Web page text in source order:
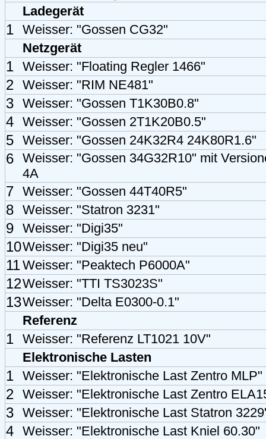
Ladegerät
1 Weisser: "Gossen CG32"
Netzgerät
1 Weisser: "Floating Regler 1466"
2 Weisser: "RIM NE481"
3 Weisser: "Gossen T1K30B0.8"
4 Weisser: "Gossen 2T1K20B0.5"
5 Weisser: "Gossen 24K32R4 24K80R1.6"
6 Weisser: "Gossen 34G32R10" mit
4A
7 Weisser: "Gossen 44T40R5"
8 Weisser: "Statron 3231"
9 Weisser: "Digi35"
10Weisser: "Digi35 neu"
11Weisser: "Peaktech P6000A"
12Weisser: "TTI TS3023S"
13Weisser: "Delta E0300-0.1"
Referenz
1 Weisser: "Referenz LT1021 10V"
Elektronische Lasten
1 Weisser: "Elektronische Last Zentro
2 Weisser: "Elektronische Last Zentro
3 Weisser: "Elektronische Last Statron
4 Weisser: "Elektronische Last Kniel 60.30"